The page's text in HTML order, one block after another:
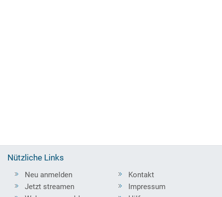
Nützliche Links
Neu anmelden
Jetzt streamen
Kontakt
Impressum